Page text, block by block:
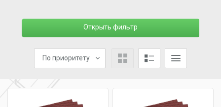
Открыть фильтр
По приоритету